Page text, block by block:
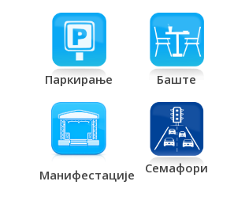
Паркирање Баште
Манифестације Семафори